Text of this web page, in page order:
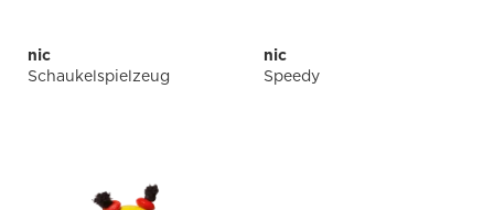
nic
Schaukelspielzeug
nic
Speedy